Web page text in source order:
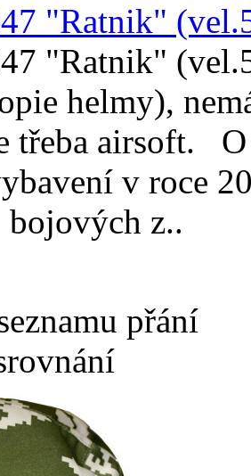
"Ratnik"
"Ratnik"
helmy),
třeba airsoft.
v roce
z..
přání